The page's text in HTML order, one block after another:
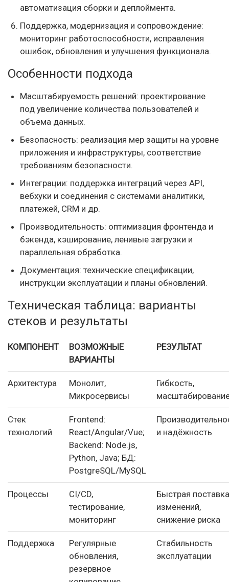
автоматизация сборки и деплоймента.
Поддержка, модернизация и сопровождение:
мониторинг работоспособности, исправления
ошибок, обновления и улучшения функционала.
Особенности подхода
Масштабируемость решений: проектирование
под увеличение количества пользователей и
объема данных.
Безопасность: реализация мер защиты на уровне
приложения и инфраструктуры, соответствие
требованиям безопасности.
Интеграции: поддержка интеграций через API,
вебхуки и соединения с системами аналитики,
платежей, CRM и др.
Производительность: оптимизация фронтенда и
бэкенда, кэширование, ленивые загрузки и
параллельная обработка.
Документация: технические спецификации,
инструкции эксплуатации и планы обновлений.
Техническая таблица: варианты
стеков и результаты
КОМПОНЕНТ
ВОЗМОЖНЫЕ
ВАРИАНТЫ
РЕЗУЛЬТАТ
Архитектура
Монолит,
Микросервисы
Гибкость,
Стек
технологий
Frontend:
React/Angular/Vue;
Backend: Node.js,
Python, Java; БД:
PostgreSQL/MySQL
и надёжность
Процессы
CI/CD,
тестирование,
мониторинг
Быстрая поставка
изменений,
снижение риска
Поддержка
Регулярные
обновления,
резервное
Стабильность
эксплуатации